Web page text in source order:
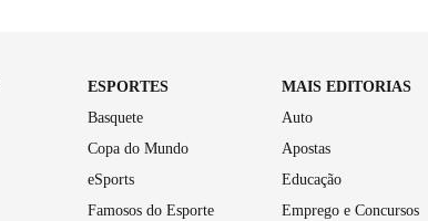
ESPORTES
Basquete
Copa do Mundo
eSports
Famosos do Esporte
MAIS EDITORIAS
Auto
Apostas
Educação
Emprego e Concursos